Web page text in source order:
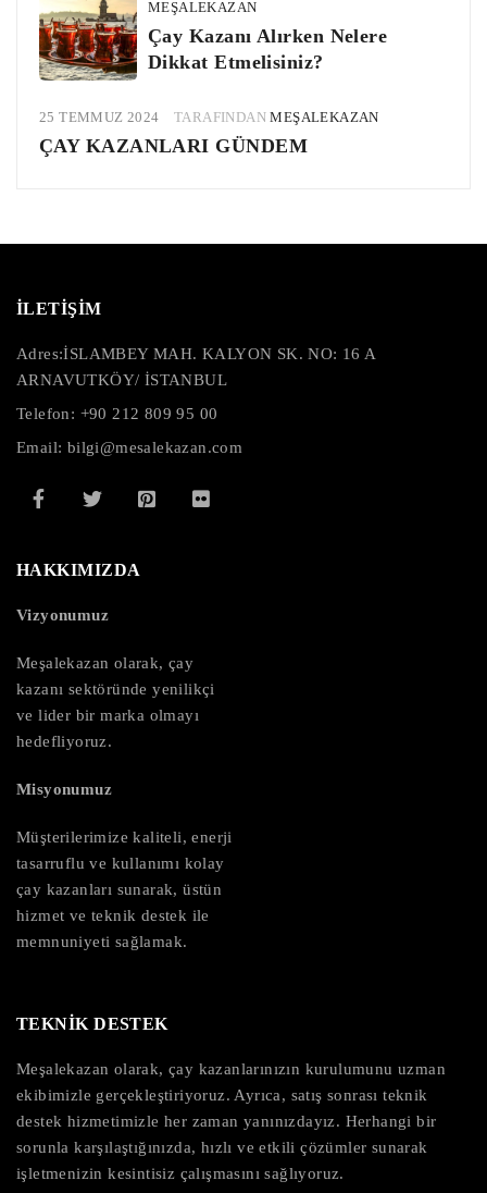
MEŞALEKAZAN
Çay Kazanı Alırken Nelere
Dikkat Etmelisiniz?
25 TEMMUZ 2024 TARAFINDAN MEŞALEKAZAN
ÇAY KAZANLARI GÜNDEM
İLETİŞİM
Adres:İSLAMBEY MAH. KALYON SK. NO: 16 A
ARNAVUTKÖY/ İSTANBUL
Telefon: +90 212 809 95 00
Email: bilgi@mesalekazan.com
HAKKIMIZDA
Vizyonumuz
Meşalekazan olarak, çay
kazanı sektöründe yenilikçi
ve lider bir marka olmayı
hedefliyoruz.
Misyonumuz
Müşterilerimize kaliteli, enerji
tasarruflu ve kullanımı kolay
çay kazanları sunarak, üstün
hizmet ve teknik destek ile
memnuniyeti sağlamak.
TEKNİK DESTEK
Meşalekazan olarak, çay kazanlarınızın kurulumunu uzman
ekibimizle gerçekleştiriyoruz. Ayrıca, satış sonrası teknik
destek hizmetimizle her zaman yanınızdayız. Herhangi bir
sorunla karşılaştığınızda, hızlı ve etkili çözümler sunarak
işletmenizin kesintisiz çalışmasını sağlıyoruz.